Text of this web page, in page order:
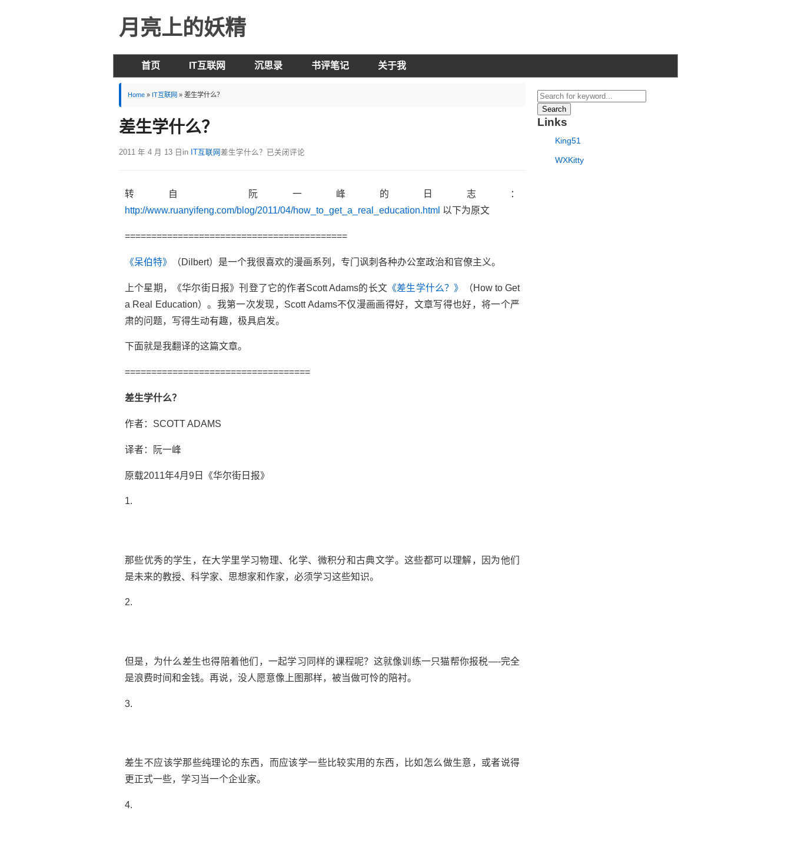
月亮上的妖精
首页 IT互联网 沉思录 书评笔记 关于我
Home » IT互联网 »差生学什么？
差生学什么？
2011 年 4 月 13 日 in IT互联网差生学什么？ 已关闭评论
转自 阮一峰的日志：
http://www.ruanyifeng.com/blog/2011/04/how_to_get_a_real_education.html 以下为原文
==========================================
《呆伯特》 （Dilbert）是一个我很喜欢的漫画系列，专门讽刺各种办公室政治和官僚主义。
上个星期，《华尔街日报》刊登了它的作者Scott Adams的长文 《差生学什么？》
（How to Get
a Real Education）。我第一次发现，Scott Adams不仅漫画画得好，文章写得也好，将一个严
肃的问题，写得生动有趣，极具启发。
下面就是我翻译的这篇文章。
===================================
差生学什么？
作者：SCOTT ADAMS
译者：阮一峰
原载2011年4月9日《华尔街日报》
1.
那些优秀的学生，在大学里学习物理、化学、微积分和古典文学。这些都可以理解，因为他们
是未来的教授、科学家、思想家和作家，必须学习这些知识。
2.
但是，为什么差生也得陪着他们，一起学习同样的课程呢？这就像训练一只猫帮你报税—-完全
是浪费时间和金钱。再说，没人愿意像上图那样，被当做可怜的陪衬。
3.
差生不应该学那些纯理论的东西，而应该学一些比较实用的东西，比如怎么做生意，或者说得
更正式一些，学习当一个企业家。
4.
Search
Links
King51
WXKitty